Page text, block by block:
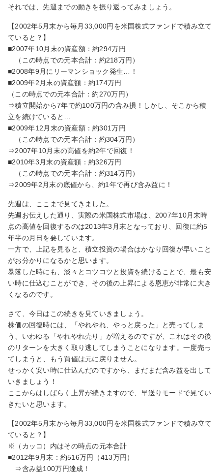
それでは、先週までの動きを振り返ってみましょう。
【2002年5月末から毎月33,000円を米国株式ファンドで積み立て
ていると？】
■2007年10月末の資産額：約294万円
（この時点での元本合計：約218万円）
■2008年9月にリーマンショック発生…！
■2009年2月末の資産額：約174万円
（この時点での元本合計：約270万円）
⇒積立開始から7年で約100万円の含み損！しかし、そこから積
立を続けていると…
■2009年12月末の資産額：約301万円
（この時点での元本合計：約304万円）
⇒2007年10月末の高値を約2年で回復！
■2010年3月末の資産額：約326万円
（この時点での元本合計：約314万円）
⇒2009年2月末の底値から、約1年で再び含み益に！
先週は、ここまで見てきました。
先週お伝えした通り、実際の米国株式市場は、2007年10月末時
点の高値を回復するのは2013年3月末となっており、回復に約5
年半の月日を要しています。
一方で、上記を見ると、積立投資の場合はかなり回復が早いこと
がお分かりになるかと思います。
暴落した時にも、淡々とコツコツと投資を続けることで、最も安
い時に仕込むことができ、その後の上昇による恩恵が非常に大き
くなるのです。
さて、今日はこの続きを見ていきましょう。
株価の回復時には、「やれやれ、やっと戻った」と売ってしま
う、いわゆる「やれやれ売り」が増えるのですが、これはその後
のリターンを大きく取り逃してしまうことになります。一度売っ
てしまうと、もう買値は元に戻りません。
せっかく安い時に仕込んだのですから、まだまだ含み益を出して
いきましょう！
ここからはしばらく上昇が続きますので、早送りモードで見てい
きたいと思います。
【2002年5月末から毎月33,000円を米国株式ファンドで積み立て
ていると？】
※（カッコ）内はその時点の元本合計
■2012年9月末：約516万円（413万円）
⇒含み益100万円達成！